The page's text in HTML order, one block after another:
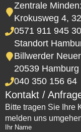
Zentrale Minden:
Krokusweg 4,
0571 911 945 30
Standort
Billwerder
20539 Hamburg
040 350 156 64
Kontakt /
Bitte tragen Sie Ihre
melden uns
Ihr Name